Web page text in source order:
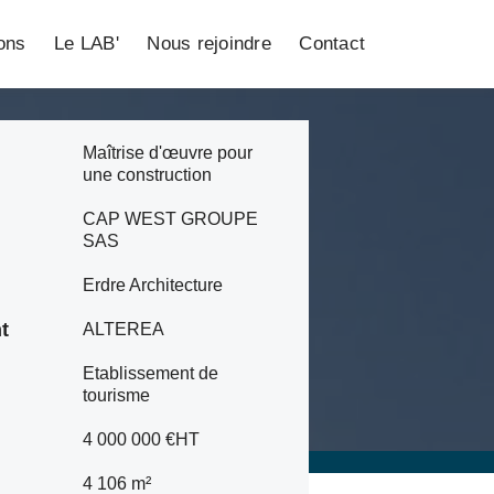
Le LAB' Nous rejoindre Contact
Maîtrise d'œuvre pour
une construction
CAP WEST GROUPE
SAS
Erdre Architecture
ALTEREA
Etablissement de
tourisme
4 000 000 €HT
4 106 m²